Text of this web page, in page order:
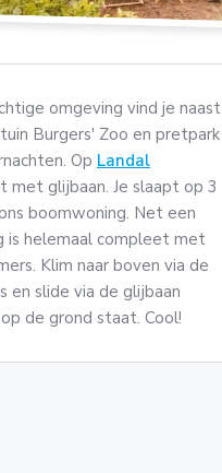
omgeving vind je naast
Burgers' Zoo en pretpark
Op Landal
met glijbaan. Je slaapt op 3
boomwoning. Net een
is helemaal compleet met
Klim naar boven via de
en slide via de glijbaan
de grond staat. Cool!